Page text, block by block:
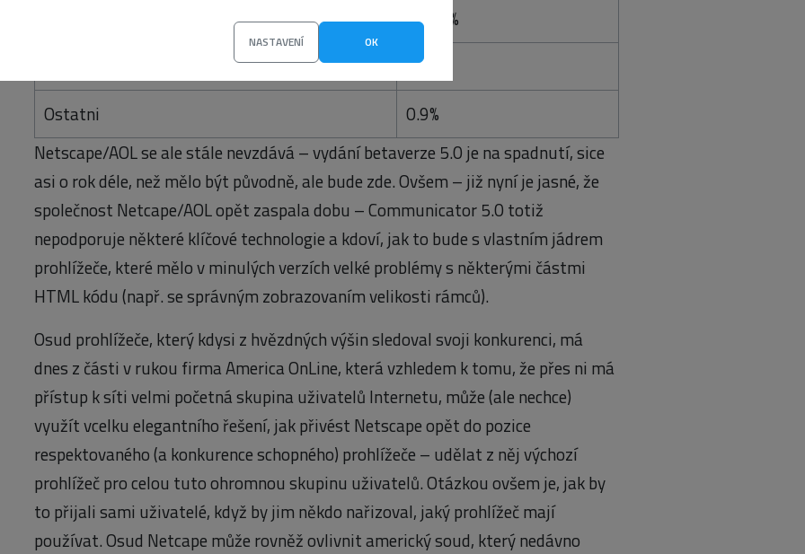
NASTAVENÍ OK
13.85%
0.06%
Ostatni
0.9%
Netscape/AOL se ale stále nevzdává – vydání betaverze 5.0 je na spadnutí, sice
asi o rok déle, než mělo být původně, ale bude zde. Ovšem – již nyní je jasné, že
společnost Netcape/AOL opět zaspala dobu – Communicator 5.0 totiž
nepodporuje některé klíčové technologie a kdoví, jak to bude s vlastním jádrem
prohlížeče, které mělo v minulých verzích velké problémy s některými částmi
HTML kódu (např. se správným zobrazovaním velikosti rámců).
Osud prohlížeče, který kdysi z hvězdných výšin sledoval svoji konkurenci, má
dnes z části v rukou firma America OnLine, která vzhledem k tomu, že přes ni má
přístup k síti velmi početná skupina uživatelů Internetu, může (ale nechce)
využít vcelku elegantního řešení, jak přivést Netscape opět do pozice
respektovaného (a konkurence schopného) prohlížeče – udělat z něj výchozí
prohlížeč pro celou tuto ohromnou skupinu uživatelů. Otázkou ovšem je, jak by
to přijali sami uživatelé, když by jim někdo nařizoval, jaký prohlížeč mají
používat. Osud Netcape může rovněž ovlivnit americký soud, který nedávno